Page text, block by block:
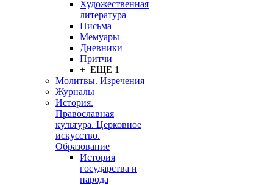
Художественная
литература
Письма
Мемуары
Дневники
Притчи
+ ЕЩЕ 1
Молитвы. Изречения
Журналы
История.
Православная
культура. Церковное
искусство.
Образование
История
государства и
народа